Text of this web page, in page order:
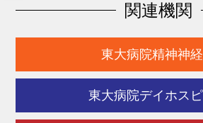
関連機関
東大病院精神神
東大病院デイホス